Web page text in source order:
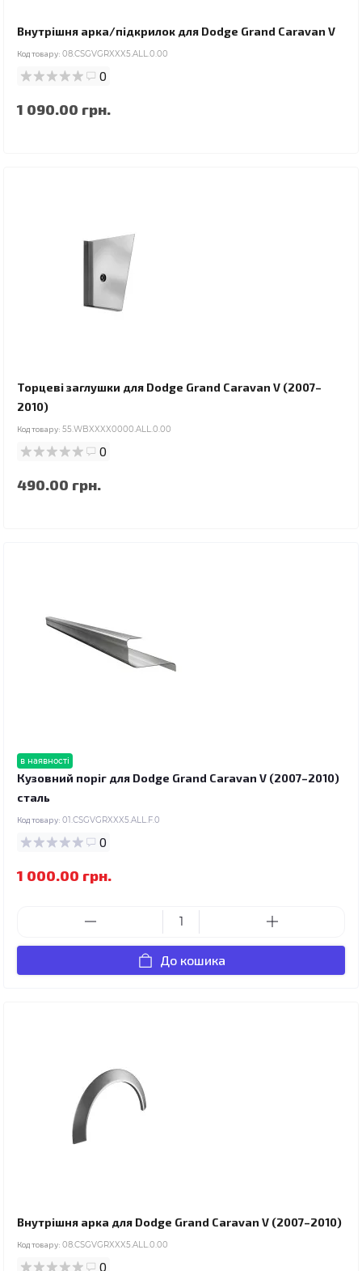
Внутрішня арка/підкрилок для Dodge Grand Caravan V
Код товару: 08.CSGVGRXXX5.ALL.0.00
0
1 090.00 грн.
Торцеві заглушки для Dodge Grand Caravan V (2007–
2010)
Код товару: 55.WBXXXX0000.ALL.0.00
0
490.00 грн.
в наявності
Кузовний поріг для Dodge Grand Caravan V (2007–2010)
сталь
Код товару: 01.CSGVGRXXX5.ALL.F.0
0
1 000.00 грн.
До кошика
Внутрішня арка для Dodge Grand Caravan V (2007–2010)
Код товару: 08.CSGVGRXXX5.ALL.0.00
0